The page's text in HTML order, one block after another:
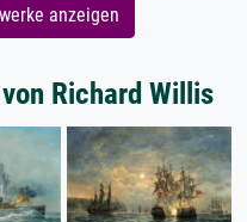
anzeigen
Richard Willis